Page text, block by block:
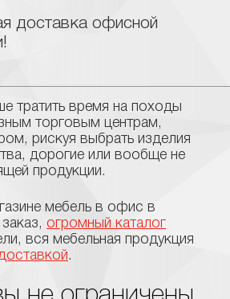
доставка офисной
тратить время на походы
торговым центрам,
рискуя выбрать изделия
дорогие или вообще не
продукции.
мебель в офис в
огромный каталог
вся мебельная продукция
доставкой.